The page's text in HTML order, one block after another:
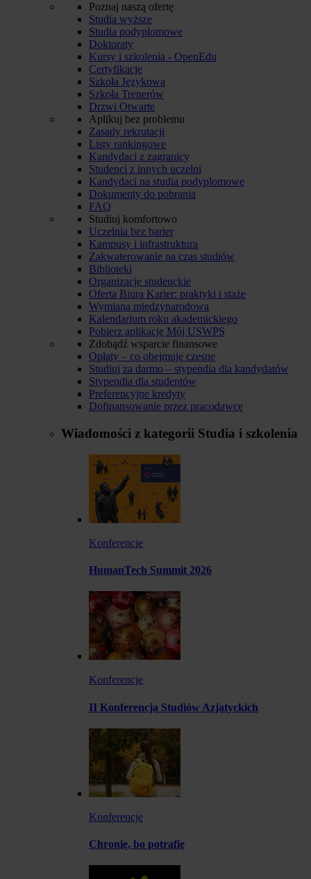
Poznaj naszą ofertę
Studia wyższe
Studia podyplomowe
Doktoraty
Kursy i szkolenia - OpenEdu
Certyfikacje
Szkoła Językowa
Szkoła Trenerów
Drzwi Otwarte
Aplikuj bez problemu
Zasady rekrutacji
Listy rankingowe
Kandydaci z zagranicy
Studenci z innych uczelni
Kandydaci na studia podyplomowe
Dokumenty do pobrania
FAQ
Studiuj komfortowo
Uczelnia bez barier
Kampusy i infrastruktura
Zakwaterowanie na czas studiów
Biblioteki
Organizacje studenckie
Oferta Biura Karier: praktyki i staże
Wymiana międzynarodowa
Kalendarium roku akademickiego
Pobierz aplikację Mój USWPS
Zdobądź wsparcie finansowe
Opłaty – co obejmuje czesne
Studiuj za darmo – stypendia dla kandydatów
Stypendia dla studentów
Preferencyjne kredyty
Dofinansowanie przez pracodawcę
Wiadomości z kategorii Studia i szkolenia
Konferencje
HumanTech Summit 2026
Konferencje
II Konferencja Studiów Azjatyckich
Konferencje
Chronię, bo potrafię